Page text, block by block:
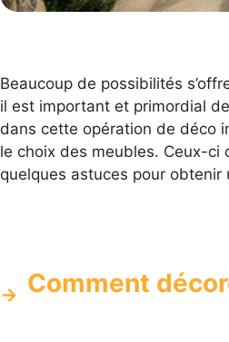
Beaucoup de possibilités
il est important et primordial
dans cette opération de déco
le choix des meubles. Ceux-ci
quelques astuces pour
Comment